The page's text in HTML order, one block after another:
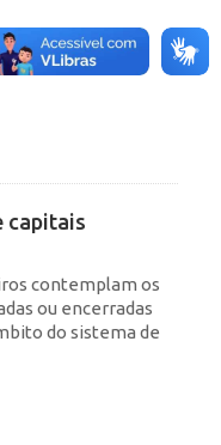
IED
capitais
contemplam os
ou encerradas
do sistema de